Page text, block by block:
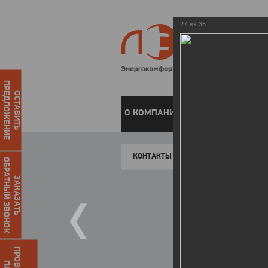
О КОМПАНИИ
КОНТАКТЫ
ОСТАВИТЬ
ПРЕДЛОЖЕНИЕ
ЗАКАЗАТЬ
ОБРАТНЫЙ ЗВОНОК
27 из 35